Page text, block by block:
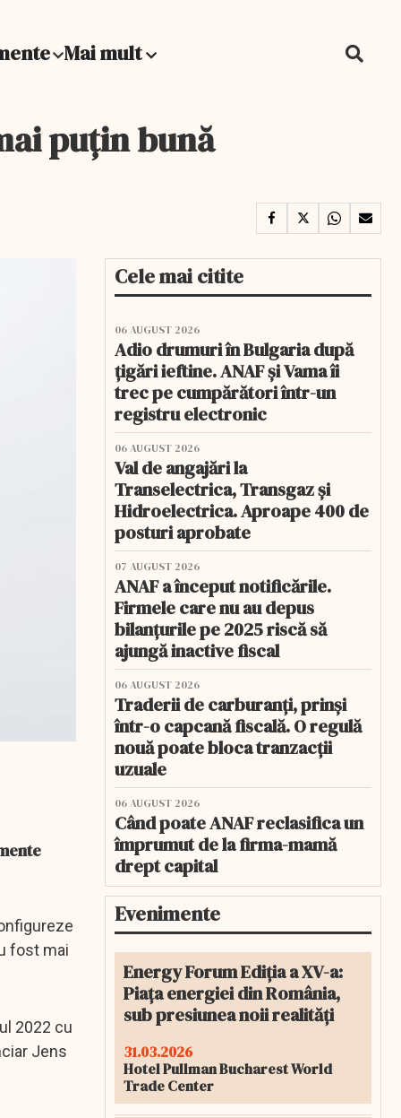
Mai mult
puțin bună
fost mai
2022 cu
Jens
Cele mai citite
06 AUGUST 2026
Adio drumuri în Bulgaria după
țigări ieftine. ANAF și Vama îi
trec pe cumpărători într-un
registru electronic
06 AUGUST 2026
Val de angajări la
Transelectrica, Transgaz și
Hidroelectrica. Aproape 400 de
posturi aprobate
07 AUGUST 2026
ANAF a început notificările.
Firmele care nu au depus
bilanțurile pe 2025 riscă să
ajungă inactive fiscal
06 AUGUST 2026
Traderii de carburanți, prinși
într-o capcană fiscală. O regulă
nouă poate bloca tranzacții
uzuale
06 AUGUST 2026
Când poate ANAF reclasifica un
împrumut de la firma-mamă
drept capital
Evenimente
Energy Forum Ediția a XV-a:
Piața energiei din România,
sub presiunea noii realități
31.03.2026
Hotel Pullman Bucharest World
Trade Center